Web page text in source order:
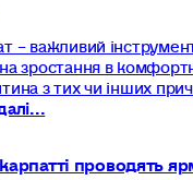
– важливий
зростання в
з тих чи інших
проводять